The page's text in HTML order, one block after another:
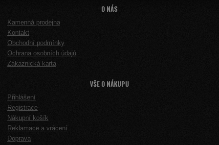
O NÁS
Kamenná prodejna
Kontakt
Obchodní podmínky
Ochrana osobních údajů
Zákaznická karta
VŠE O NÁKUPU
Přihlášení
Registrace
Nákupní košík
Reklamace a vrácení
Doprava